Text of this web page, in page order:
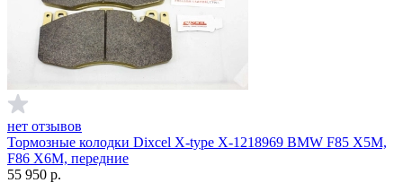
нет отзывов
Тормозные колодки Dixcel X-type X-1218969 BMW F85 X5M,
F86 X6M, передние
55 950 р.